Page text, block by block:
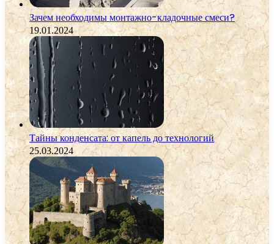
Зачем необходимы монтажно-кладочные смеси?
19.01.2024
Тайны конденсата: от капель до технологий
25.03.2024